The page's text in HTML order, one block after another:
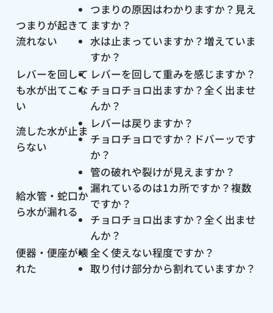
つまりが起きて
流れない
つまりの原因はわかりますか？見え
ますか？
水は止まっていますか？増えていま
すか？
レバーを回して
も水が出てこな
い
レバーを回して重みを感じますか？
チョロチョロ出ますか？全く出ませ
んか？
流した水が止ま
らない
レバーは戻りますか？
チョロチョロですか？ドバーッです
か？
給水管・蛇口か
ら水が漏れる
管の破れや裂けが見えますか？
漏れているのは1カ所ですか？複数
ですか？
チョロチョロ出ますか？全く出ませ
んか？
便器・便座が壊
れた
全く使えない程度ですか？
取り付け部分から割れていますか？